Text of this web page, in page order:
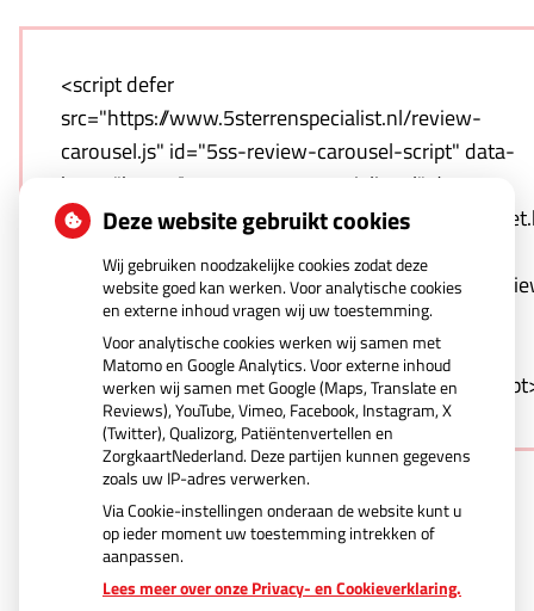
<script defer
src="https://www.5sterrenspecialist.nl/review-
carousel.js" id="5ss-review-carousel-script" data-
host="https://www.5sterrenspecialist.nl" data-
template="https://www.5sterrenspecialist.nl/
hash=qnwZULNO1T-
carousel&webshop-or-
regular=regular&orientation=portrait&logo-
color=blue&background=white&border=1"></
Uw Zorg Online|Beheer
Deze website gebruikt cookies
Wij gebruiken noodzakelijke cookies zodat deze
website goed kan werken. Voor analytische cookies
en externe inhoud vragen wij uw toestemming.
Voor analytische cookies werken wij samen met
Matomo en Google Analytics. Voor externe inhoud
werken wij samen met Google (Maps, Translate en
Reviews), YouTube, Vimeo, Facebook, Instagram, X
(Twitter), Qualizorg, Patiëntenvertellen en
ZorgkaartNederland. Deze partijen kunnen gegevens
zoals uw IP-adres verwerken.
Via Cookie-instellingen onderaan de website kunt u
op ieder moment uw toestemming intrekken of
aanpassen.
Lees meer over onze Privacy- en Cookieverklaring.